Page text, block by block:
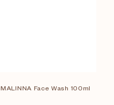
MALINNA Face Wash 100ml